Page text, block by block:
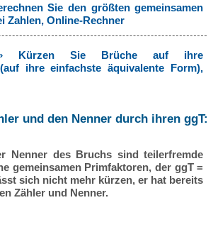
Sie den größten gemeinsamen
Zahlen, Online-Rechner
Kürzen Sie Brüche auf ihre
ihre einfachste äquivalente Form),
und den Nenner durch ihren ggT:
Nenner des Bruchs sind teilerfremde
gemeinsamen Primfaktoren, der ggT =
sich nicht mehr kürzen, er hat bereits
Zähler und Nenner.